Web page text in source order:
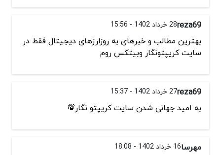
reza6928 خرداد 1402 - 15:56
بهترین مطالب و خبرهای به روزارزهای دیجیتال فقط در
سایت کریپتونگار وبیتکس روم
reza6927 خرداد 1402 - 15:37
به امید جهانی شدن سایت کریپتو نگار💯
مهرسا16 خرداد 1402 - 18:08